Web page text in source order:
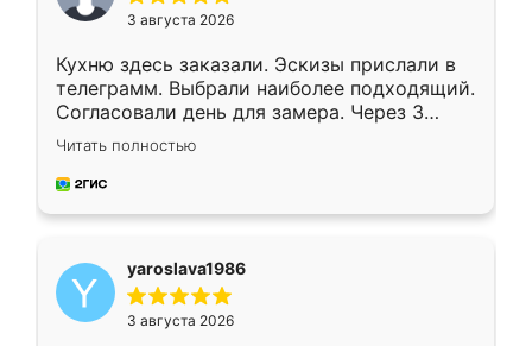
3 августа 2026
Кухню здесь заказали. Эскизы прислали в
телеграмм. Выбрали наиболее подходящий.
Согласовали день для замера. Через 3
недели кухня была уже готова. Остались
довольны работой. Спасибо Ренессанс
мебель за качественную работу!
Читать полностью
yaroslava1986
3 августа 2026